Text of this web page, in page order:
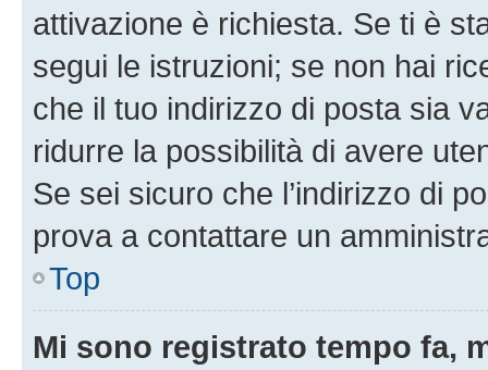
attivazione è richiesta. Se ti è
segui le istruzioni; se non hai
che il tuo indirizzo di posta sia
ridurre la possibilità di avere
Se sei sicuro che l’indirizzo di
prova a contattare un
Top
Mi sono registrato tempo fa,